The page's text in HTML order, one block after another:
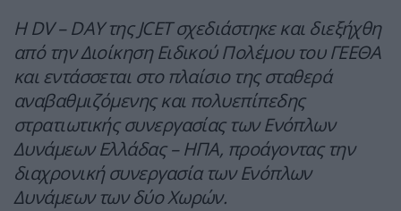
Η DV – DAY της JCET σχεδιάστηκε και διεξήχθη
από την Διοίκηση Ειδικού Πολέμου του ΓΕΕΘΑ
και εντάσσεται στο πλαίσιο της σταθερά
αναβαθμιζόμενης και πολυεπίπεδης
στρατιωτικής συνεργασίας των Ενόπλων
Δυνάμεων Ελλάδας – ΗΠΑ, προάγοντας την
διαχρονική συνεργασία των Ενόπλων
Δυνάμεων των δύο Χωρών.